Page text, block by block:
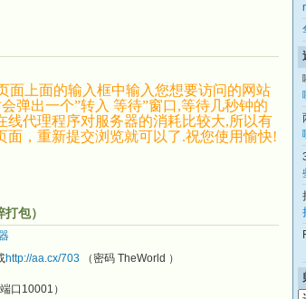
面上面的输入框中输入您想要访问的网站
弹出一个”转入 等待”窗口,等待几秒钟的
代理程序对服务器的消耗比较大,所以有
，重新提交浏览就可以了.祝您使用愉快!
包）
http://aa.cx/703 （密码 TheWorld ）
口10001）